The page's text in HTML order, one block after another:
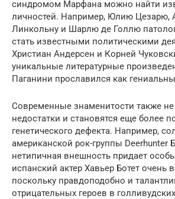
синдромом Марфана можно найти
личностей. Например, Юлию Цезарю,
Линкольну и Шарлю де Голлю
стать известными политическими
Христиан Андерсен и Корней
уникальные литературные
Паганини прославился как
Современные знаменитости также
недостатки и становятся еще более
генетического дефекта. Например,
американской рок-группы Deerhunter
нетипичная внешность придает
испанский актер Хавьер Ботет очень
поскольку правдоподобно и
отрицательных героев в